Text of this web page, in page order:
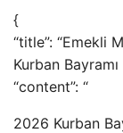
{
“title”: “Emekli
Kurban
“content”: “
2026 Kurban